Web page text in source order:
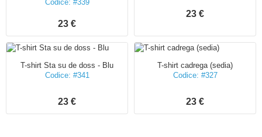
Codice: #339
23 €
23 €
T-shirt Sta su de doss - Blu
Codice: #341
23 €
T-shirt cadrega (sedia)
Codice: #327
23 €